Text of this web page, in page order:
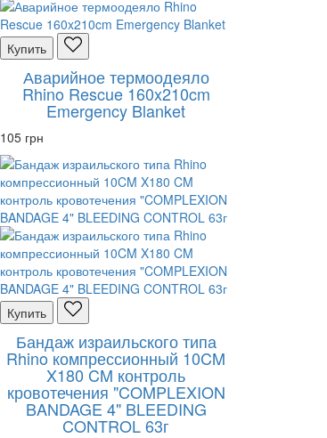
Купить
Аварийное термоодеяло
Rhino Rescue 160x210cm
Emergency Blanket
105 грн
Купить
Бандаж израильского типа
Rhino компрессионный 10CM
X180 CM контроль
кровотечения "COMPLEXION
BANDAGE 4" BLEEDING
CONTROL 63г